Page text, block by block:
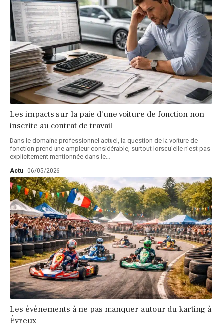
Les impacts sur la paie d’une voiture de fonction non
inscrite au contrat de travail
Dans le domaine professionnel actuel, la question de la voiture de
fonction prend une ampleur considérable, surtout lorsqu'elle n'est pas
explicitement mentionnée dans le…
Actu 06/05/2026
Les événements à ne pas manquer autour du karting à
Évreux